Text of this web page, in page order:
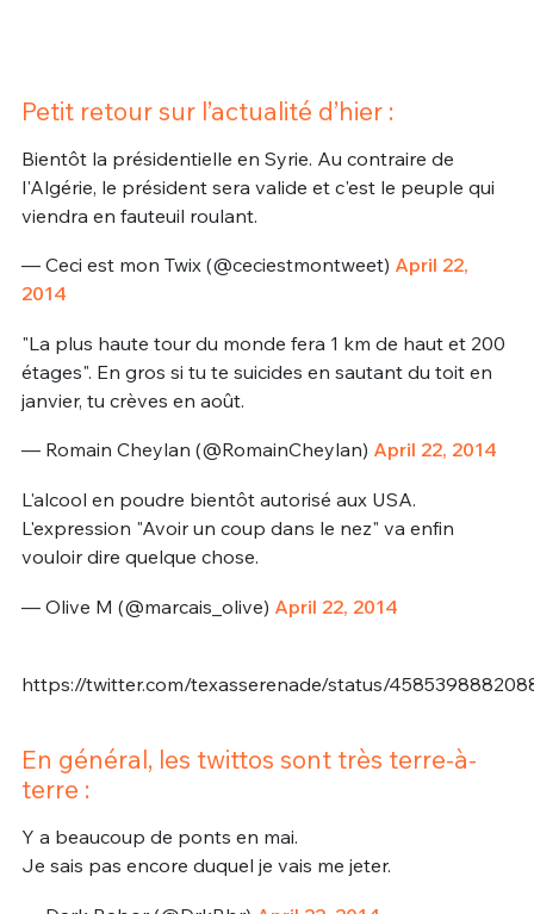
Petit retour sur l’actualité d’hier :
Bientôt la présidentielle en Syrie. Au contraire de
l'Algérie, le président sera valide et c'est le peuple qui
viendra en fauteuil roulant.
— Ceci est mon Twix (@ceciestmontweet) April 22,
2014
"La plus haute tour du monde fera 1 km de haut et 200
étages". En gros si tu te suicides en sautant du toit en
janvier, tu crèves en août.
— Romain Cheylan (@RomainCheylan) April 22, 2014
L'alcool en poudre bientôt autorisé aux USA.
L'expression "Avoir un coup dans le nez" va enfin
vouloir dire quelque chose.
— Olive M (@marcais_olive) April 22, 2014
https://twitter.com/texasserenade/status/
En général, les twittos sont très terre-à-
terre :
Y a beaucoup de ponts en mai.
Je sais pas encore duquel je vais me jeter.